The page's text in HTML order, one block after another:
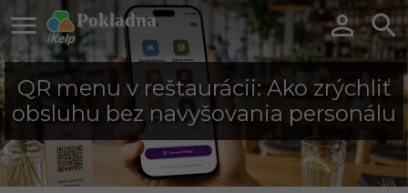
Pokladna
  
QR menu v reštaurácii: Ako zrýchliť
obsluhu bez navyšovania personálu